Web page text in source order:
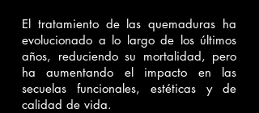
El tratamiento de las quemaduras ha
evolucionado a lo largo de los últimos
años, reduciendo su mortalidad, pero
ha aumentando el impacto en las
secuelas funcionales, estéticas y de
calidad de vida.